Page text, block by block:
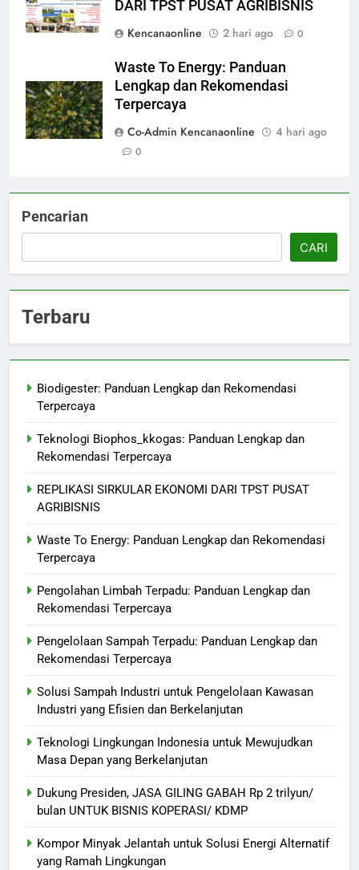
DARI TPST PUSAT AGRIBISNIS
Kencanaonline
2 hari ago 0
Waste To Energy: Panduan
Lengkap dan Rekomendasi
Terpercaya
Co-Admin Kencanaonline
4 hari ago
0
Pencarian
CARI
Terbaru
Biodigester: Panduan Lengkap dan Rekomendasi
Terpercaya
Teknologi Biophos_kkogas: Panduan Lengkap dan
Rekomendasi Terpercaya
REPLIKASI SIRKULAR EKONOMI DARI TPST PUSAT
AGRIBISNIS
Waste To Energy: Panduan Lengkap dan Rekomendasi
Terpercaya
Pengolahan Limbah Terpadu: Panduan Lengkap dan
Rekomendasi Terpercaya
Pengelolaan Sampah Terpadu: Panduan Lengkap dan
Rekomendasi Terpercaya
Solusi Sampah Industri untuk Pengelolaan Kawasan
Industri yang Efisien dan Berkelanjutan
Teknologi Lingkungan Indonesia untuk Mewujudkan
Masa Depan yang Berkelanjutan
Dukung Presiden, JASA GILING GABAH Rp 2 trilyun/
bulan UNTUK BISNIS KOPERASI/ KDMP
Kompor Minyak Jelantah untuk Solusi Energi Alternatif
yang Ramah Lingkungan